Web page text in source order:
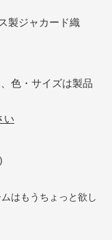
製ジャカード織
色・サイズは製品
い
はもうちょっと欲し